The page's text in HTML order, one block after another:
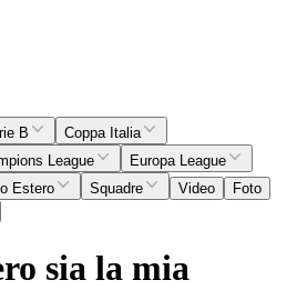
B
Coppa Italia
League
Europa League
Estero Squadre Video
Foto
sia la mia